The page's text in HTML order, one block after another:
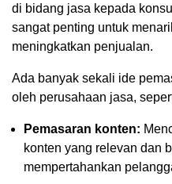
di bidang jasa kepada
sangat penting untuk
meningkatkan penjualan.
Ada banyak sekali ide
oleh perusahaan jasa,
Pemasaran konten:
konten yang relevan dan
mempertahankan